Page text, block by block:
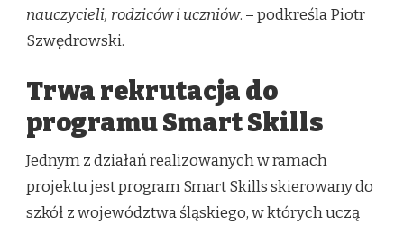
nauczycieli, rodziców i uczniów. – podkreśla Piotr
Szwędrowski.
Trwa rekrutacja do
programu Smart Skills
Jednym z działań realizowanych w ramach
projektu jest program Smart Skills skierowany do
szkół z województwa śląskiego, w których uczą